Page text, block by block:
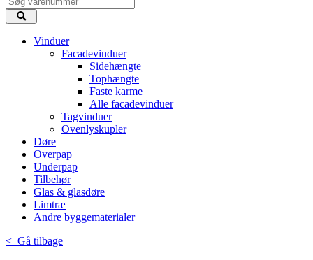
Vinduer
Facadevinduer
Sidehængte
Tophængte
Faste karme
Alle facadevinduer
Tagvinduer
Ovenlyskupler
Døre
Overpap
Underpap
Tilbehør
Glas & glasdøre
Limtræ
Andre byggematerialer
< Gå tilbage